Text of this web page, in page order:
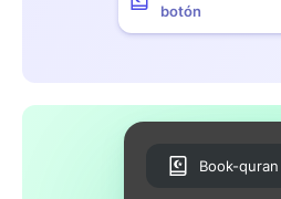
botón
Book-quran